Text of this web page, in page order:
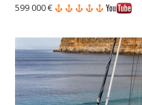
599 000 €